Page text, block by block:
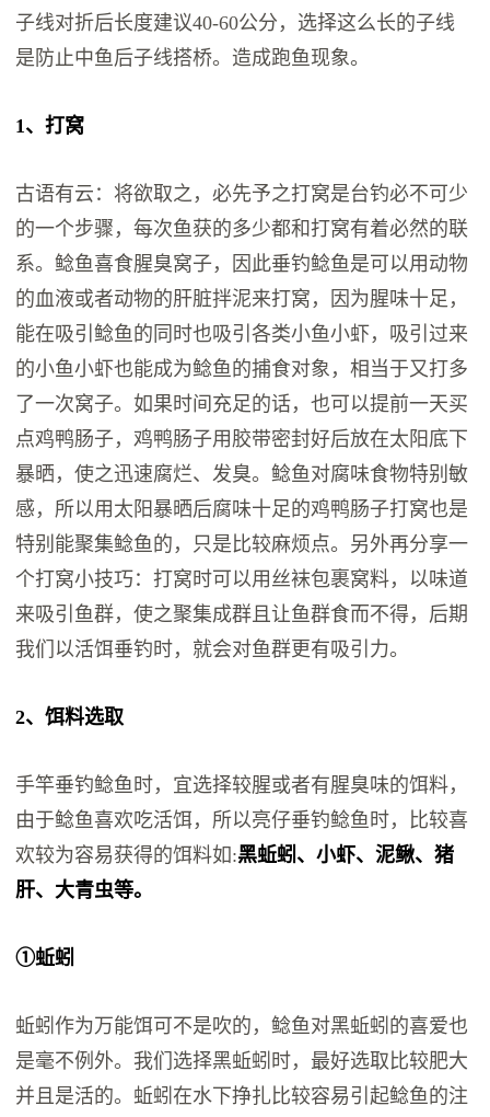
子线对折后长度建议40-60公分，选择这么长的子线
是防止中鱼后子线搭桥。造成跑鱼现象。
1、打窝
古语有云：将欲取之，必先予之打窝是台钓必不可少
的一个步骤，每次鱼获的多少都和打窝有着必然的联
系。鲶鱼喜食腥臭窝子，因此垂钓鲶鱼是可以用动物
的血液或者动物的肝脏拌泥来打窝，因为腥味十足，
能在吸引鲶鱼的同时也吸引各类小鱼小虾，吸引过来
的小鱼小虾也能成为鲶鱼的捕食对象，相当于又打多
了一次窝子。如果时间充足的话，也可以提前一天买
点鸡鸭肠子，鸡鸭肠子用胶带密封好后放在太阳底下
暴晒，使之迅速腐烂、发臭。鲶鱼对腐味食物特别敏
感，所以用太阳暴晒后腐味十足的鸡鸭肠子打窝也是
特别能聚集鲶鱼的，只是比较麻烦点。另外再分享一
个打窝小技巧：打窝时可以用丝袜包裹窝料，以味道
来吸引鱼群，使之聚集成群且让鱼群食而不得，后期
我们以活饵垂钓时，就会对鱼群更有吸引力。
2、饵料选取
手竿垂钓鲶鱼时，宜选择较腥或者有腥臭味的饵料，
由于鲶鱼喜欢吃活饵，所以亮仔垂钓鲶鱼时，比较喜
欢较为容易获得的饵料如:黑蚯蚓、小虾、泥鳅、猪
肝、大青虫等。
①蚯蚓
蚯蚓作为万能饵可不是吹的，鲶鱼对黑蚯蚓的喜爱也
是毫不例外。我们选择黑蚯蚓时，最好选取比较肥大
并且是活的。蚯蚓在水下挣扎比较容易引起鲶鱼的注